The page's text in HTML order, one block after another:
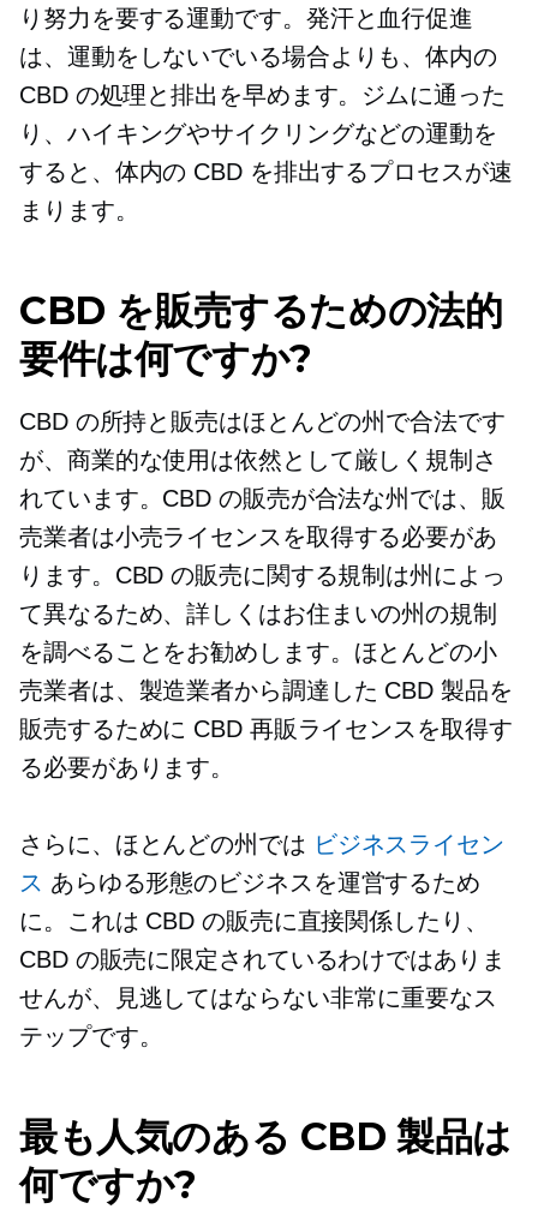
り努力を要する運動です。発汗と血行促進
は、運動をしないでいる場合よりも、体内の
CBD の処理と排出を早めます。ジムに通った
り、ハイキングやサイクリングなどの運動を
すると、体内の CBD を排出するプロセスが速
まります。
CBD を販売するための法的
要件は何ですか?
CBD の所持と販売はほとんどの州で合法です
が、商業的な使用は依然として厳しく規制さ
れています。CBD の販売が合法な州では、販
売業者は小売ライセンスを取得する必要があ
ります。CBD の販売に関する規制は州によっ
て異なるため、詳しくはお住まいの州の規制
を調べることをお勧めします。ほとんどの小
売業者は、製造業者から調達した CBD 製品を
販売するために CBD 再販ライセンスを取得す
る必要があります。
さらに、ほとんどの州では ビジネスライセン
ス あらゆる形態のビジネスを運営するため
に。これは CBD の販売に直接関係したり、
CBD の販売に限定されているわけではありま
せんが、見逃してはならない非常に重要なス
テップです。
最も人気のある CBD 製品は
何ですか?